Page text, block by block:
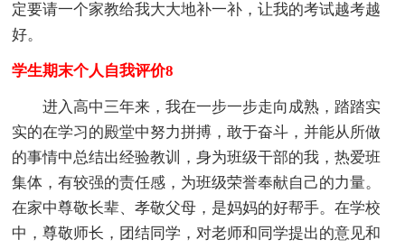
定要请一个家教给我大大地补一补，让我的考试越考越
好。
学生期末个人自我评价8
进入高中三年来，我在一步一步走向成熟，踏踏实
实的在学习的殿堂中努力拼搏，敢于奋斗，并能从所做
的事情中总结出经验教训，身为班级干部的我，热爱班
集体，有较强的责任感，为班级荣誉奉献自己的力量。
在家中尊敬长辈、孝敬父母，是妈妈的好帮手。在学校
中，尊敬师长，团结同学，对老师和同学提出的意见和